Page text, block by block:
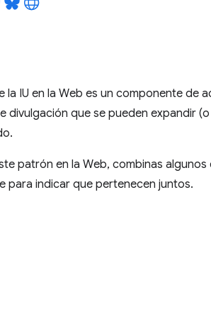
la IU en la Web es un componente de
divulgación que se pueden expandir
patrón en la Web, combinas algunos
para indicar que pertenecen juntos.